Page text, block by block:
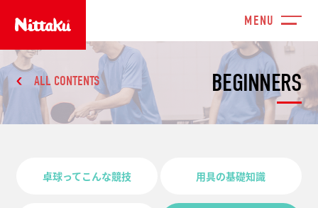
BEGINNERS
ALL CONTENTS
卓球ってこんな競技 用具の基礎知識